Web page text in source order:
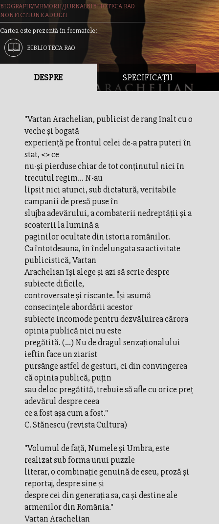
BIOGRAFIE/MEMORII/JURNALBIBLIOTECA RAO
NONFICTIUNE ADULTI
Cartea este prezentă în formatele:
BIBLIOTECA RAO
DESPRE SPECIFICAȚII
"Vartan Arachelian, publicist de rang înalt cu o
veche şi bogată
experienţă pe frontul celei de-a patra puteri în
stat, <> ce
nu-şi pierduse chiar de tot conţinutul nici în
trecutul regim... N-au
lipsit nici atunci, sub dictatură, veritabile
campanii de presă puse în
slujba adevărului, a combaterii nedreptăţii şi a
scoaterii la lumină a
paginilor ocultate din istoria românilor.
Ca întotdeauna, în îndelungata sa activitate
publicistică, Vartan
Arachelian îşi alege şi azi să scrie despre
subiecte dificile,
controversate şi riscante. Îşi asumă
consecinţele abordării acestor
subiecte incomode pentru dezvăluirea cărora
opinia publică nici nu este
pregătită. (...) Nu de dragul senzaţionalului
ieftin face un ziarist
pursânge astfel de gesturi, ci din convingerea
că opinia publică, puţin
sau deloc pregătită, trebuie să afle cu orice preţ
adevărul despre ceea
ce a fost aşa cum a fost."
C. Stănescu (revista Cultura)
"Volumul de faţă, Numele şi Umbra, este
realizat sub forma unui puzzle
literar, o combinaţie genuină de eseu, proză şi
reportaj, despre sine şi
despre cei din generaţia sa, ca şi destine ale
armenilor din România."
Vartan Arachelian